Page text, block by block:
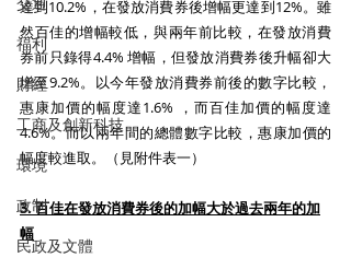
福利
財經
工商及創新科技
環境
政制
民政及文體
達到10.2%，在發放消費券後增幅更達到12%。雖
然百佳的增幅較低，與兩年前比較，在發放消費
券前只錄得4.4% 增幅，但發放消費券後升幅卻大
增至9.2%。以今年發放消費券前後的數字比較，
惠康加價的幅度達1.6% ，而百佳加價的幅度達
4.6%。而以兩年間的總體數字比較，惠康加價的
幅度較進取。（見附件表一）
3. 百佳在發放消費券後的加幅大於過去兩年的加
幅